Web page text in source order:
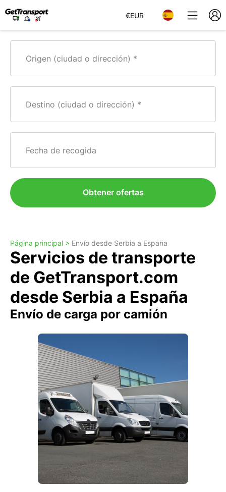
€EUR
Origen (ciudad o dirección)
Destino (ciudad o dirección)
Fecha de recogida
Obtener ofertas
Página principal > Envío desde Serbia a España
Servicios de transporte
de GetTransport.com
desde Serbia a España
Envío de carga por camión